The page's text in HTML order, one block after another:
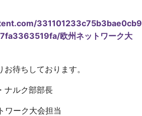
欧州ネットワーク大
待ちしております。
ナルク部部長
ワーク大会担当